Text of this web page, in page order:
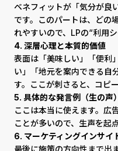
ベネフィットが「気分が良
です。このパートは、どの
れやすいので、LPの“利用
4. 深層心理と本質的価値
表面は「美味しい」「便利
い」「地元を案内できる自
す。ここが刺さると、コピ
5. 具体的な発言例（生の声）
ここは本当に使えます。広
ことが多いので、生声を起
6. マーケティングインサイ
最後に施策の方向性まで出